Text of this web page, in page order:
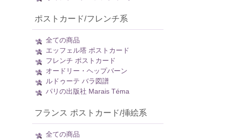
ポストカード/フレンチ系
全ての商品
エッフェル塔 ポストカード
フレンチ ポストカード
オードリー・ヘップバーン
ルドゥーテ バラ図譜
パリの出版社 Marais Téma
フランス ポストカード/挿絵系
全ての商品